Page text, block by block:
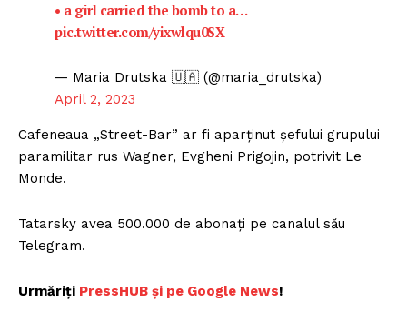
• a girl carried the bomb to a…
pic.twitter.com/yixwlqu0SX
— Maria Drutska 🇺🇦 (@maria_drutska)
April 2, 2023
Cafeneaua „Street-Bar” ar fi aparținut șefului grupului
paramilitar rus Wagner, Evgheni Prigojin, potrivit Le
Monde.
Tatarsky avea 500.000 de abonați pe canalul său
Telegram.
Urmăriți PressHUB și pe Google News!